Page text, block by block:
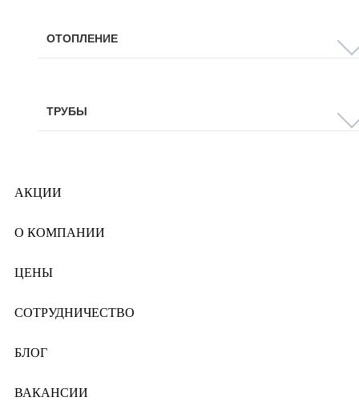
ОТОПЛЕНИЕ
ТРУБЫ
АКЦИИ
О КОМПАНИИ
ЦЕНЫ
СОТРУДНИЧЕСТВО
БЛОГ
ВАКАНСИИ